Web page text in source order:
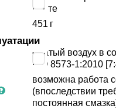
плите
451 г
сжатый воздух в
ISO 8573-1:2010
возможна работа
(впоследствии
постоянная